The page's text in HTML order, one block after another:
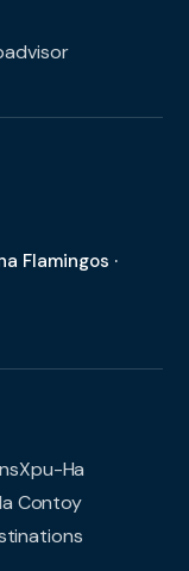
Flamingos ·
Xpu-Ha
Contoy